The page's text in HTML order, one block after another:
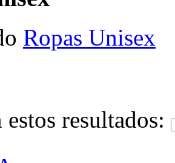
Ropas Unisex
estos resultados: